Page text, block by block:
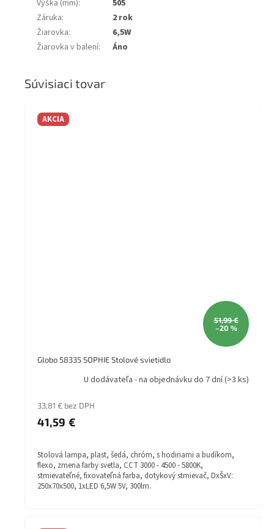
Výška (mm):
505
Záruka:
2 rok
Žiarovka:
6,5W
Žiarovka v balení: Áno
Súvisiaci tovar
AKCIA
51,99 €
–20 %
Globo 58335 SOPHIE Stolové svietidlo
U dodávateľa - na objednávku do 7 dní(>3 ks)
33,81 € bez DPH
41,59 €
Stolová lampa, plast, šedá, chróm, s hodinami a budíkom,
flexo, zmena farby svetla, CCT 3000 - 4500 - 5800K,
stmievateľné, fixovateľná farba, dotykový stmievač, DxŠxV:
250x70x500, 1xLED 6,5W 5V, 300lm.